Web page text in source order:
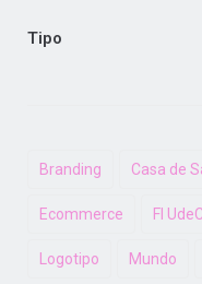
Tipo
Branding Casa de
Ecommerce FI UdeC
Logotipo Mundo